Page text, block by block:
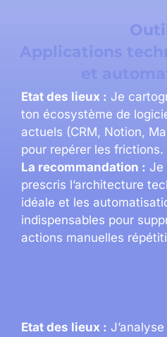
Applications
Etat des lieux : Je
ton écosystème de
actuels (CRM, Notion,
pour repérer les frictions.
La recommandation : Je
prescris l’architecture
idéale et les
indispensables pour
actions manuelles
Etat des lieux :